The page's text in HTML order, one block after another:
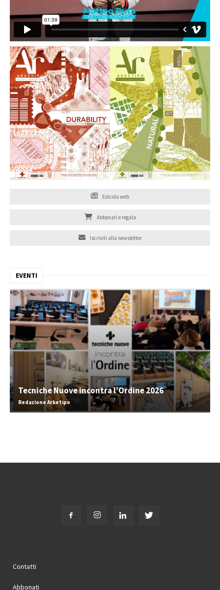
Edicola web
Abbonati e regala
Iscriviti alla newsletter
EVENTI
Tecniche Nuove incontra l’Ordine 2026
Redazione Arketipo
Contatti
Abbonati